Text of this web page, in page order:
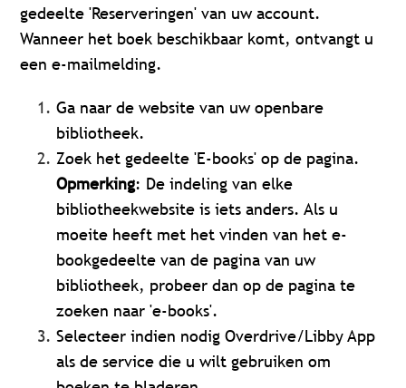
gedeelte 'Reserveringen' van uw account.
Wanneer het boek beschikbaar komt, ontvangt u
een e-mailmelding.
Ga naar de website van uw openbare
bibliotheek.
Zoek het gedeelte 'E-books' op de pagina.
Opmerking: De indeling van elke
bibliotheekwebsite is iets anders. Als u
moeite heeft met het vinden van het e-
bookgedeelte van de pagina van uw
bibliotheek, probeer dan op de pagina te
zoeken naar 'e-books'.
Selecteer indien nodig Overdrive/Libby App
als de service die u wilt gebruiken om